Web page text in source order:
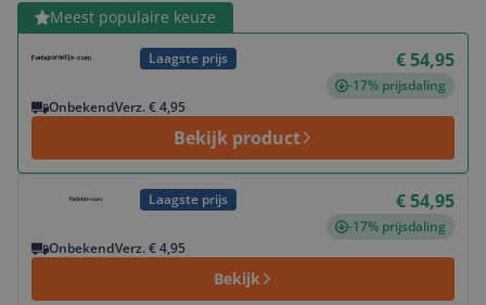
Meest populaire keuze
Laagste prijs € 54,95
-17% prijsdaling
OnbekendVerz. € 4,95
Bekijk product
Bekijk product
Laagste prijs € 54,95
-17% prijsdaling
OnbekendVerz. € 4,95
Bekijk